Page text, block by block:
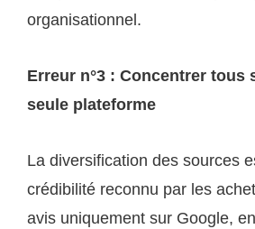
organisationnel.
Erreur n°3 : Concentrer tous
seule plateforme
La diversification des sources
crédibilité reconnu par les
avis uniquement sur Google,